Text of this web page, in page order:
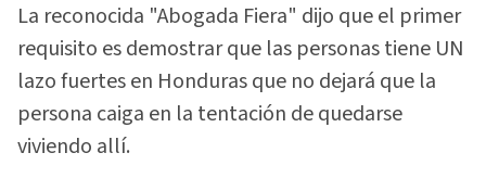
La reconocida "Abogada Fiera" dijo que el primer
requisito es demostrar que las personas tiene UN
lazo fuertes en Honduras que no dejará que la
persona caiga en la tentación de quedarse
viviendo allí.